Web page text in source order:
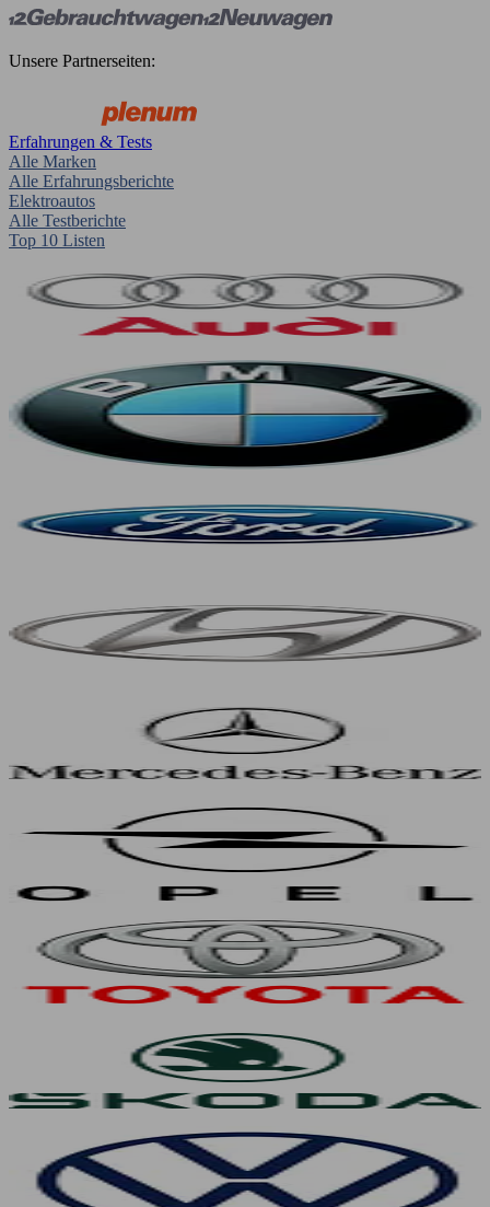
Unsere Partnerseiten:
Erfahrungen & Tests
Alle Marken
Alle Erfahrungsberichte
Elektroautos
Alle Testberichte
Top 10 Listen